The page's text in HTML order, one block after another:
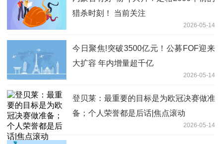
猎杀时刻！ 当前关注
2026-05-14
今日聚焦!突破3500亿元！公募FOF迎来
大扩容 年内增量超千亿
2026-05-14
登贝莱：最重要的目标是为欧冠决赛做准
备；个人荣誉都是后话|焦点滚动
2026-05-14